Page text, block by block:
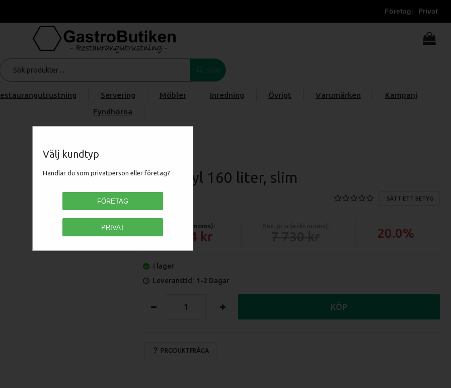
Företag Privat
Välj kundtyp
Handlar du som privatperson eller företag?
FÖRETAG
PRIVAT
Servering Möbler Inredning Övrigt Varumärken
Kampanj
Fyndhörna
Drickakyl 160 liter, slim
SÄTT ETT BETYG
Pris (exkl moms):
6 184 20.0%
I lager
Leveranstid: 1-2 Dagar
PRODUKTFRÅGA
KÖP